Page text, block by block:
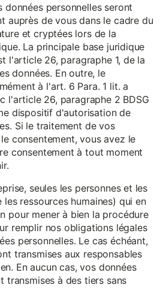
données personnelles seront
auprès de vous dans le cadre du
et cryptées lors de la
La principale base juridique
l'article 26, paragraphe 1, de la
données. En outre, le
à l'art. 6 Para. 1 lit. a
l'article 26, paragraphe 2 BDSG
dispositif d'autorisation de
Si le traitement de vos
consentement, vous avez le
consentement à tout moment
seules les personnes et les
ressources humaines) qui en
pour mener à bien la procédure
remplir nos obligations légales
personnelles. Le cas échéant,
transmises aux responsables
En aucun cas, vos données
transmises à des tiers sans